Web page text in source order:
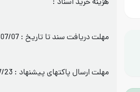
هزینه خرید اسناد :
مهلت دریافت سند تا تاریخ : 1404/07/07 و ساعت : 14:00
مهلت ارسال پاکتهای پیشنهاد : 1404/07/23 و ساعت : 14:00